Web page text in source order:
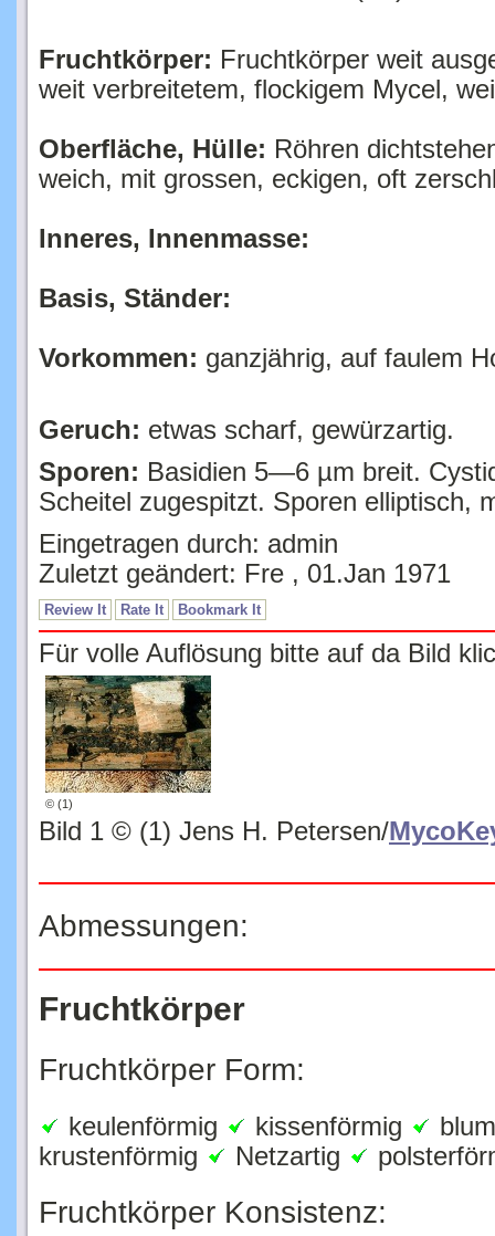
weit verbreitetem, flockigem Mycel,
weich, mit grossen, eckigen, oft
Basidien 5—6 µm breit.
Scheitel zugespitzt. Sporen elliptisch,
Eingetragen durch: admin
Zuletzt geändert: Fre , 01.Jan 1971
Rate It
Für volle Auflösung bitte auf da Bild
© (1)
Bild 1 © (1) Jens H. Petersen/
Abmessungen:
Fruchtkörper
Fruchtkörper Form:
krustenförmig
Netzartig
Fruchtkörper Konsistenz: